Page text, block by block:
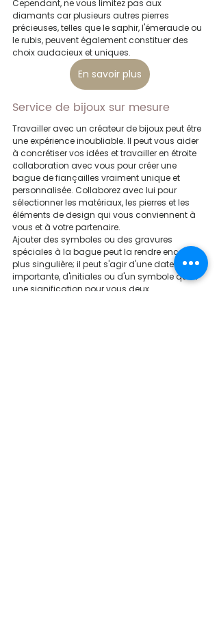
Cependant, ne vous limitez pas aux
diamants car plusieurs autres pierres
précieuses, telles que le saphir, l'émeraude ou
le rubis, peuvent également constituer des
choix audacieux et uniques.
En savoir plus
Service de bijoux sur mesure
Travailler avec un créateur de bijoux peut être
une expérience inoubliable. Il peut vous aider
à concrétiser vos idées et travailler en étroite
collaboration avec vous pour créer une
bague de fiançailles vraiment unique et
personnalisée. Collaborez avec lui pour
sélectionner les matériaux, les pierres et les
éléments de design qui vous conviennent à
vous et à votre partenaire.
Ajouter des symboles ou des gravures
spéciales à la bague peut la rendre encore
plus singulière; il peut s'agir d'une date
importante, d'initiales ou d'un symbole qui a
une signification pour vous deux.